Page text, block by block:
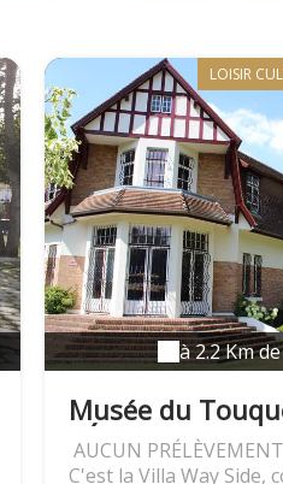
LOISIR
à 2.2 Km
Musée du
- Édouard
AUCUN
C'est la Villa Way Side,